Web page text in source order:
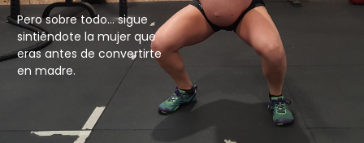
Pero sobre todo… sigue
sintiéndote la mujer que
eras antes de convertirte
en madre.